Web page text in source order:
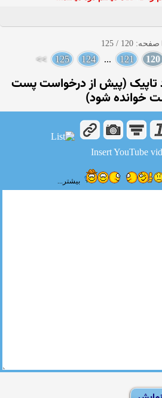
صفحه: 120 / 125
120
121
...
124
125
>>
تاپیک (پیش از درخواست پست
خوانده شود)
بیشتر...